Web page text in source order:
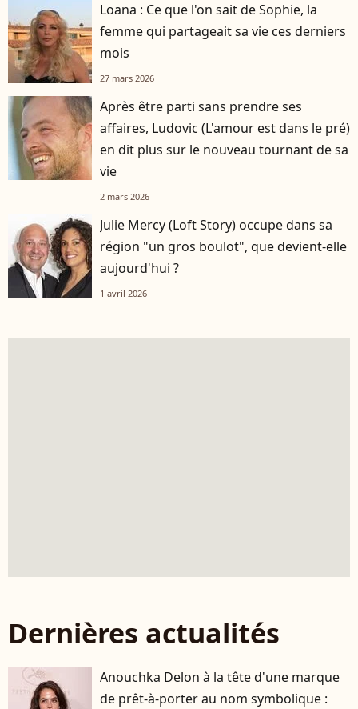
Loana : Ce que l'on sait de Sophie, la
femme qui partageait sa vie ces derniers
mois
27 mars 2026
Après être parti sans prendre ses
affaires, Ludovic (L'amour est dans le pré)
en dit plus sur le nouveau tournant de sa
vie
2 mars 2026
Julie Mercy (Loft Story) occupe dans sa
région "un gros boulot", que devient-elle
aujourd'hui ?
1 avril 2026
Dernières actualités
Anouchka Delon à la tête d'une marque
de prêt-à-porter au nom symbolique :